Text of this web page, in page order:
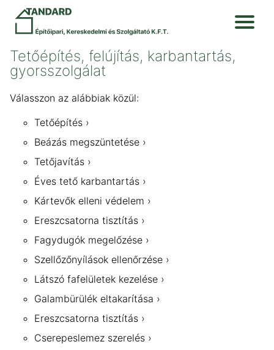
Tetőépítés, felújítás, karbantartás,
gyorsszolgálat
Válasszon az alábbiak közül:
Tetőépítés
Beázás megszüntetése
Tetőjavítás
Éves tető karbantartás
Kártevők elleni védelem
Ereszcsatorna tisztítás
Fagydugók megelőzése
Szellőzőnyílások ellenőrzése
Látszó fafelületek kezelése
Galambürülék eltakarítása
Ereszcsatorna tisztítás
Cserepeslemez szerelés